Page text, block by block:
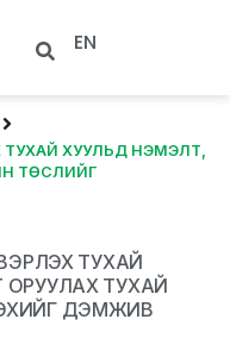
EN
ТУХАЙ ХУУЛЬД НЭМЭЛТ,
ТӨСЛИЙГ
ТУХАЙ
ТУХАЙ
ДЭМЖИВ